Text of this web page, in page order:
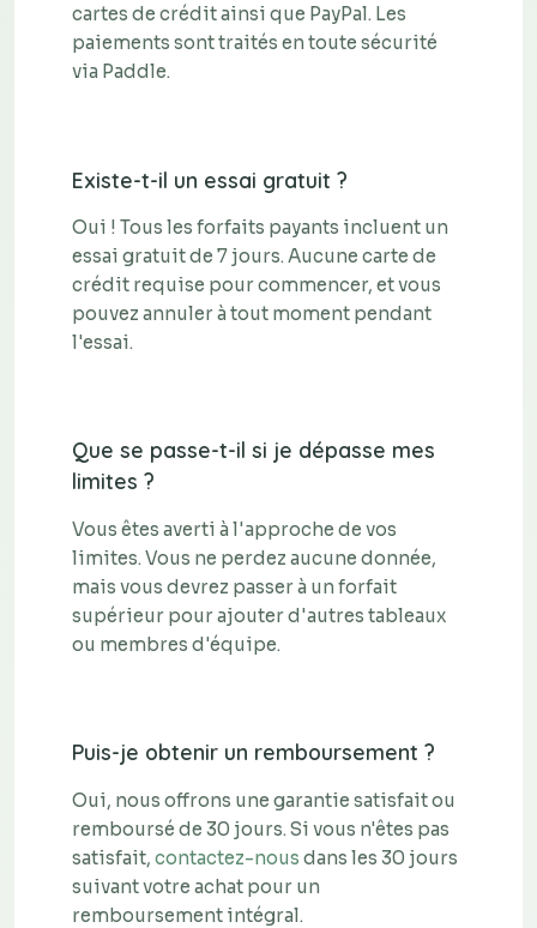
cartes de crédit ainsi que PayPal. Les
paiements sont traités en toute sécurité
via Paddle.
Existe-t-il un essai gratuit ?
Oui ! Tous les forfaits payants incluent un
essai gratuit de 7 jours. Aucune carte de
crédit requise pour commencer, et vous
pouvez annuler à tout moment pendant
l'essai.
Que se passe-t-il si je dépasse mes
limites ?
Vous êtes averti à l'approche de vos
limites. Vous ne perdez aucune donnée,
mais vous devrez passer à un forfait
supérieur pour ajouter d'autres tableaux
ou membres d'équipe.
Puis-je obtenir un remboursement ?
Oui, nous offrons une garantie satisfait ou
remboursé de 30 jours. Si vous n'êtes pas
satisfait, contactez-nous dans les 30 jours
suivant votre achat pour un
remboursement intégral.